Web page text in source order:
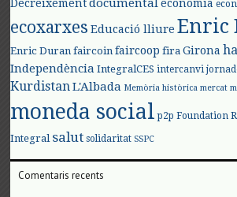
Decreixement documental economia
ecoxarxes Educació lliure Enric
Enric Duran faircoin faircoop fira Girona
Independència IntegralCES intercanvi
KurdistanL'Albada Memòria històrica mercat
moneda social p2p Foundation
Integral salut solidaritat SSPC
Comentaris recents